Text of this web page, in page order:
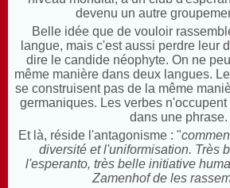
devenu un autre
Belle idée que de vouloir
langue, mais c'est aussi perdre leur
dire le candide néophyte. On ne
même manière dans deux langues.
se construisent pas de la même
germaniques. Les verbes
dans une phrase.
Et là, réside l'antagonisme : "
diversité et l'uniformisation. Très
l'esperanto, très belle initiative
Zamenhof de les